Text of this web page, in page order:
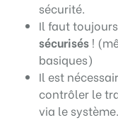
sécurité.
Il faut toujours
sécurisés !
basiques)
Il est
contrôler le
via le système.